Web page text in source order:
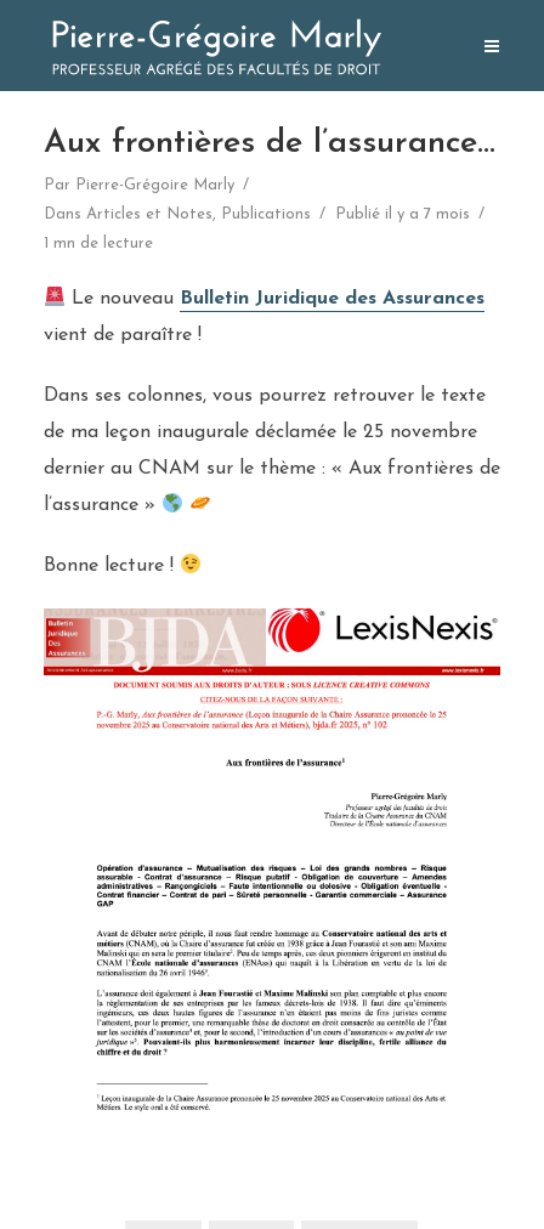
Aux frontières de l’assurance…
Par
Pierre-Grégoire Marly
Dans Articles et Notes, Publications
Publié il y a 7 mois
1 mn de lecture
Le nouveau Bulletin Juridique des Assurances
vient de paraître !
Dans ses colonnes, vous pourrez retrouver le texte
de ma leçon inaugurale déclamée le 25 novembre
dernier au CNAM sur le thème : « Aux frontières de
l’assurance »
Bonne lecture !